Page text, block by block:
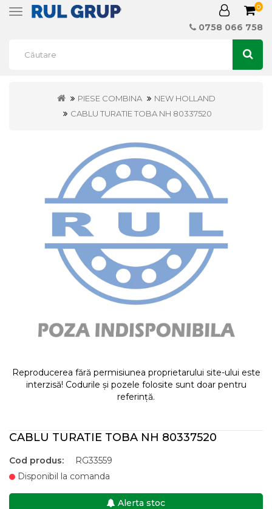
Toggle
0
0758 066 758
PIESE COMBINA
NEW HOLLAND
CABLU TURATIE TOBA NH 80337520
Reproducerea fără permisiunea proprietarului site-ului este
interzisă! Codurile și pozele folosite sunt doar pentru
referință.
CABLU TURATIE TOBA NH 80337520
Cod produs:
RG33559
Disponibil la comanda
Alerta stoc